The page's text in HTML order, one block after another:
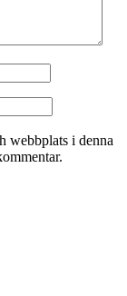
webbplats i denna